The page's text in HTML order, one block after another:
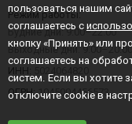
Режим работы:
Будние дни: 9:00–22:00
Выходные дни: 9:00–20:00
ИНН:
ОГРН:1045004456573
пользоваться нашим
соглашаетесь с
кнопку «Принять» или
соглашаетесь на
систем. Если вы хотите
отключите cookie в